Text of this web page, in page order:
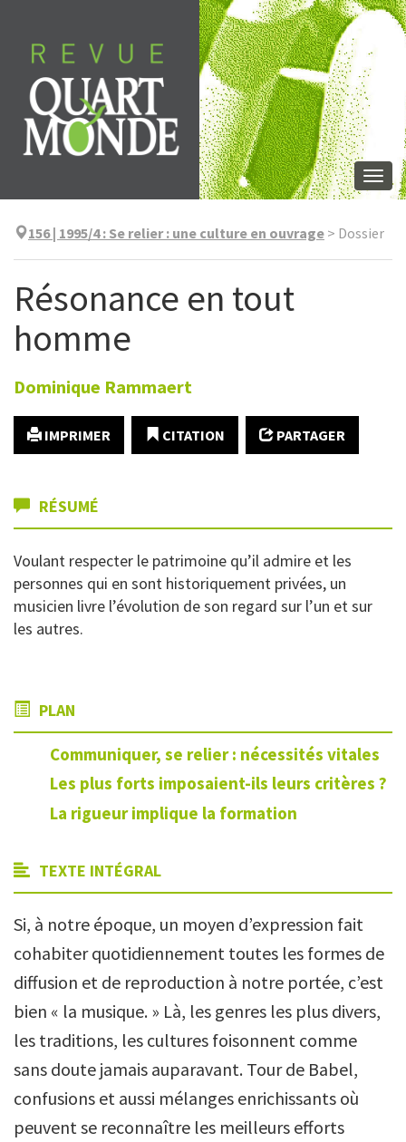
contenu
156 | 1995/4: Se relier : une culture en ouvrage > Dossier
Résonance en tout
homme
Dominique Rammaert
IMPRIMER CITATION PARTAGER
RÉSUMÉ
Voulant respecter le patrimoine qu’il admire et les
personnes qui en sont historiquement privées, un
musicien livre l’évolution de son regard sur l’un et sur
les autres.
PLAN
Communiquer, se relier : nécessités vitales
Les plus forts imposaient-ils leurs critères ?
La rigueur implique la formation
TEXTE INTÉGRAL
Si, à notre époque, un moyen d’expression fait
cohabiter quotidiennement toutes les formes de
diffusion et de reproduction à notre portée, c’est
bien « la musique. » Là, les genres les plus divers,
les traditions, les cultures foisonnent comme
sans doute jamais auparavant. Tour de Babel,
confusions et aussi mélanges enrichissants où
peuvent se reconnaître les meilleurs efforts